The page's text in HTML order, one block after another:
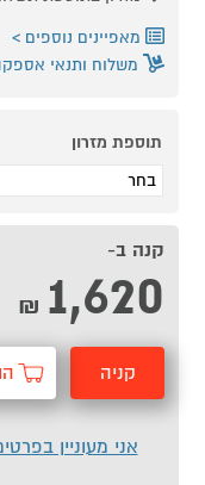
מאפיינים נוספים
משלוח ותנאי
תוספת מזרון
בחר
קנה ב-
1,620
₪
קניה
אני מעוניין